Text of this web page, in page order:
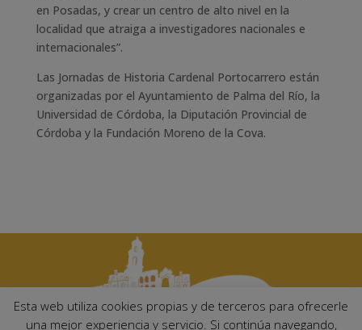
en Posadas, y crear un centro de alto nivel en la
localidad que atraiga a investigadores nacionales e
internacionales”.
Las Jornadas de Historia Cardenal Portocarrero están
organizadas por el Ayuntamiento de Palma del Río, la
Universidad de Córdoba, la Diputación Provincial de
Córdoba y la Fundación Moreno de la Cova.
Esta web utiliza cookies propias y de terceros para ofrecerle
una mejor experiencia y servicio. Si continúa navegando,